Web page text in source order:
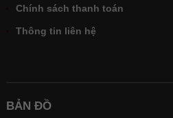
Chính sách thanh toán
Thông tin liên hệ
BẢN ĐỒ